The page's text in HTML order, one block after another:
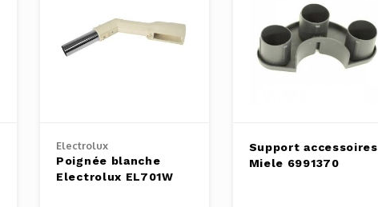
Electrolux
Poignée blanche
Electrolux EL701W
Support accessoires
Miele 6991370